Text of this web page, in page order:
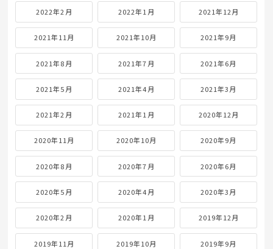
2022年2月 2022年1月 2021年12月
2021年11月 2021年10月 2021年9月
2021年8月 2021年7月 2021年6月
2021年5月 2021年4月 2021年3月
2021年2月 2021年1月 2020年12月
2020年11月 2020年10月 2020年9月
2020年8月 2020年7月 2020年6月
2020年5月 2020年4月 2020年3月
2020年2月 2020年1月 2019年12月
2019年11月 2019年10月 2019年9月